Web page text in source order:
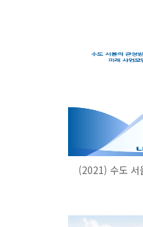
(2021) 수도 서